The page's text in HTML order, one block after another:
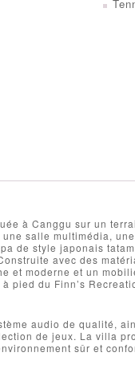
à Canggu sur un
salle multimédia,
de style japonais
avec des
et moderne et un
pied du Finn’s
audio de qualité,
de jeux. La villa
sûr et